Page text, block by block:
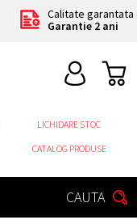
Calitate garantata
Garantie 2 ani
LICHIDARE STOC
CATALOG PRODUSE
CAUTA